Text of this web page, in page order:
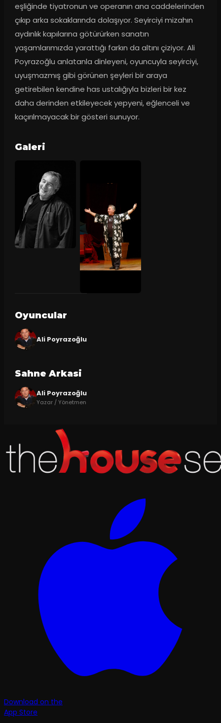
eşliğinde tiyatronun ve operanın ana caddelerinden
çıkıp arka sokaklarında dolaşıyor. Seyirciyi mizahın
aydınlık kapılarına götürürken sanatın
yaşamlarımızda yarattığı farkın da altını çiziyor. Ali
Poyrazoğlu anlatanla dinleyeni, oyuncuyla seyirciyi,
uyuşmazmış gibi görünen şeyleri bir araya
getirebilen kendine has ustalığıyla bizleri bir kez
daha derinden etkileyecek yepyeni, eğlenceli ve
kaçırılmayacak bir gösteri sunuyor.
Galeri
Oyuncular
Ali Poyrazoğlu
Sahne Arkasi
Ali Poyrazoğlu
Yazar / Yönetmen
Download on the
App Store